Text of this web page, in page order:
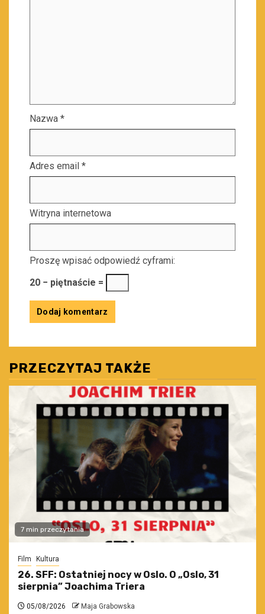
Nazwa *
Adres email *
Witryna internetowa
Proszę wpisać odpowiedź cyframi:
20 − piętnaście =
PRZECZYTAJ TAKŻE
7 min przeczytania
Film Kultura
26. SFF: Ostatniej nocy w Oslo. O „Oslo, 31
sierpnia” Joachima Triera
05/08/2026 Maja Grabowska